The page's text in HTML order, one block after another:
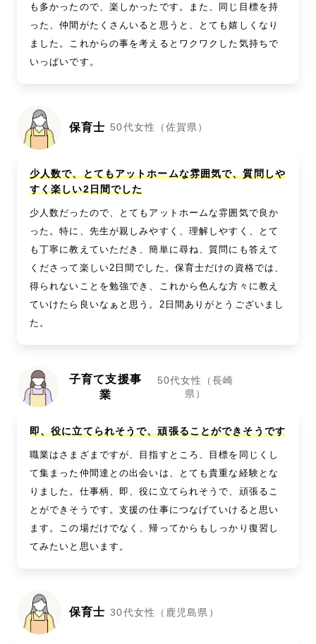
も多かったので、楽しかったです。また、同じ目標を持
った、仲間がたくさんいると思うと、とても嬉しくなり
ました。これからの事を考えるとワクワクした気持ちで
いっぱいです。
保育士 50代女性（佐賀県）
少人数で、とてもアットホームな雰囲気で、質問しや
すく楽しい2日間でした
少人数だったので、とてもアットホームな雰囲気で良か
った。特に、先生が親しみやすく、理解しやすく、とて
も丁寧に教えていただき、簡単に尋ね、質問にも答えて
くださって楽しい2日間でした。保育士だけの資格では、
得られないことを勉強でき、これから色んな方々に教え
ていけたら良いなぁと思う。2日間ありがとうございまし
た。
子育て支援事
業
50代女性（長崎
県）
即、役に立てられそうで、頑張ることができそうです
職業はさまざまですが、目指すところ、目標を同じくし
て集まった仲間達との出会いは、とても貴重な経験とな
りました。仕事柄、即、役に立てられそうで、頑張るこ
とができそうです。支援の仕事につなげていけると思い
ます。この場だけでなく、帰ってからもしっかり復習し
てみたいと思います。
保育士 30代女性（鹿児島県）